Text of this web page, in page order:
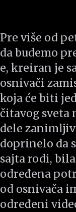
Pre više od
da budemo
e, kreiran je
osnivači
koja će biti
čitavog sveta
dele
doprinelo da
sajta rodi,
određena
od osnivača
određeni